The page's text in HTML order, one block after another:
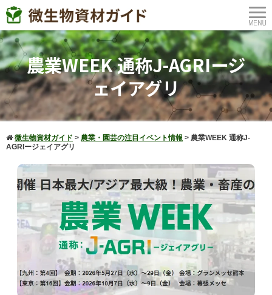
農業WEEK 通称J-AGRIージ
ェイアグリ
微生物資材ガイド > 農業・園芸の注目イベント情報 > 農業WEEK 通称J-
AGRIージェイアグリ